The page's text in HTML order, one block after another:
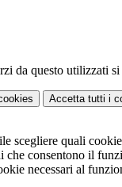
da questo utilizzati
Accetta tutti i
scegliere quali
che consentono il
necessari al